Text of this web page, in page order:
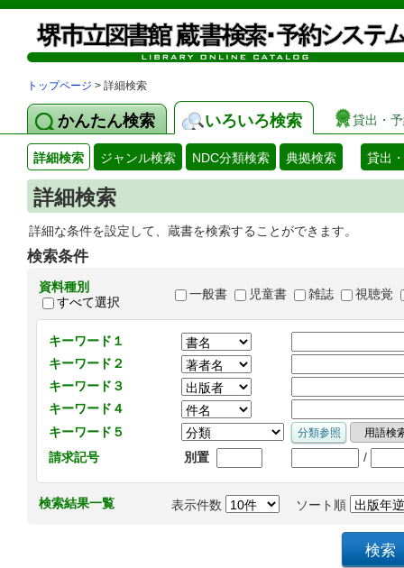
トップページ > 詳細検索
かんたん検索 いろいろ検索 貸出・
詳細検索 ジャンル検索 NDC分類検索 典拠検索 貸出
詳細検索
詳細な条件を設定して、蔵書を検索することができます。
検索条件
資料種別
すべて選択
一般書 児童書 雑誌 視聴覚
キーワード１
キーワード２
キーワード３
キーワード４
キーワード５
請求記号
別置 /
検索結果一覧 表示件数 ソート順